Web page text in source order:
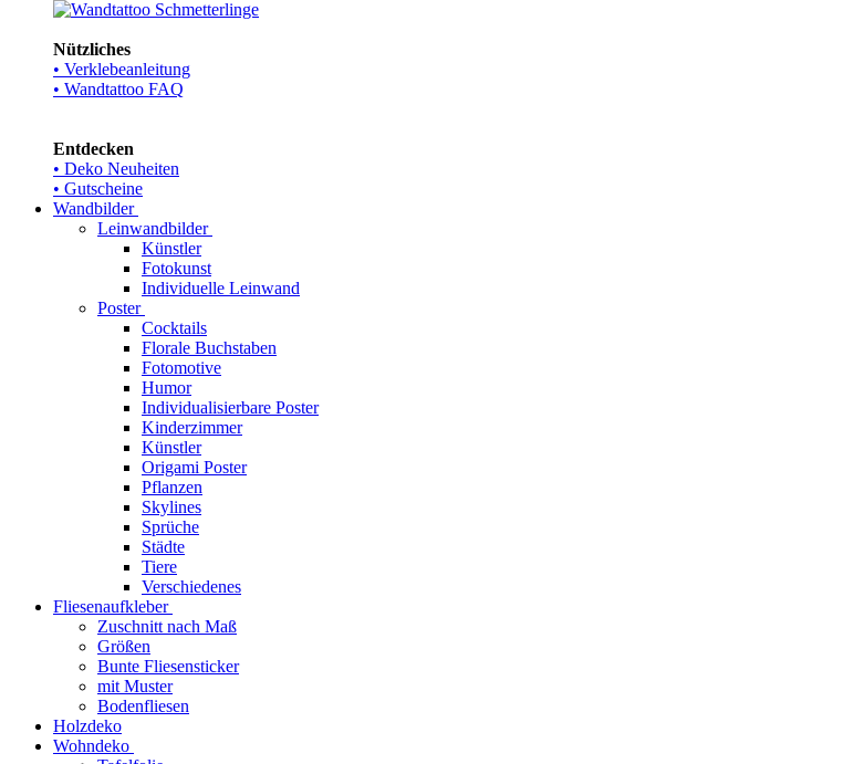
Nützliches
• Verklebeanleitung
• Wandtattoo FAQ
Entdecken
• Deko Neuheiten
• Gutscheine
Wandbilder
Leinwandbilder
Künstler
Fotokunst
Individuelle Leinwand
Poster
Cocktails
Florale Buchstaben
Fotomotive
Humor
Individualisierbare Poster
Kinderzimmer
Künstler
Origami Poster
Pflanzen
Skylines
Sprüche
Städte
Tiere
Verschiedenes
Fliesenaufkleber
Zuschnitt nach Maß
Größen
Bunte Fliesensticker
mit Muster
Bodenfliesen
Holzdeko
Wohndeko